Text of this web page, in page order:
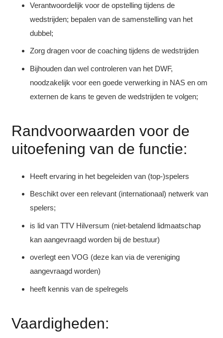
Verantwoordelijk voor de opstelling tijdens de
wedstrijden; bepalen van de samenstelling van het
dubbel;
Zorg dragen voor de coaching tijdens de wedstrijden
Bijhouden dan wel controleren van het DWF,
noodzakelijk voor een goede verwerking in NAS en om
externen de kans te geven de wedstrijden te volgen;
Randvoorwaarden voor de
uitoefening van de functie:
Heeft ervaring in het begeleiden van (top-)spelers
Beschikt over een relevant (internationaal) netwerk van
spelers;
is lid van TTV Hilversum (niet-betalend lidmaatschap
kan aangevraagd worden bij de bestuur)
overlegt een VOG (deze kan via de vereniging
aangevraagd worden)
heeft kennis van de spelregels
Vaardigheden: